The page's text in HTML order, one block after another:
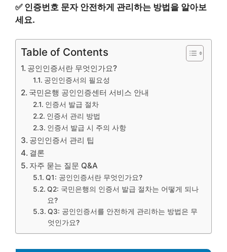
✅ 인증번호 문자 안전하게 관리하는 방법을 알아보
세요.
Table of Contents
공인인증서란 무엇인가요?
공인인증서의 필요성
국민은행 공인인증센터 서비스 안내
인증서 발급 절차
인증서 관리 방법
인증서 발급 시 주의 사항
공인인증서 관리 팁
결론
자주 묻는 질문 Q&A
Q1: 공인인증서란 무엇인가요?
Q2: 국민은행의 인증서 발급 절차는 어떻게 되나
요?
Q3: 공인인증서를 안전하게 관리하는 방법은 무
엇인가요?